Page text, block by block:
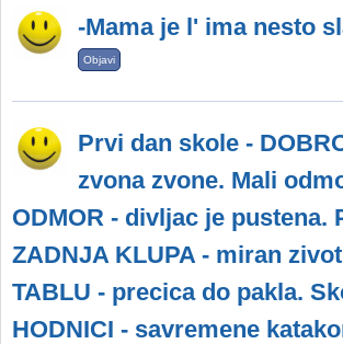
-Mama je l' ima nesto
Objavi
Prvi dan skole -
zvona zvone. Mali
ODMOR - divljac je pustena.
ZADNJA KLUPA - miran
TABLU - precica do pakla.
HODNICI - savremene